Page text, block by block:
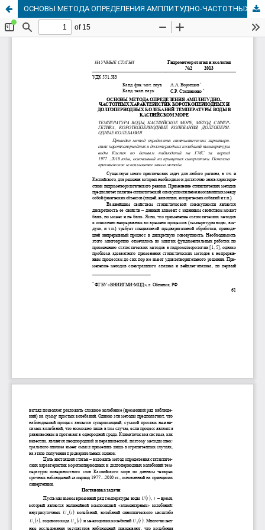
ОСНОВЫ МЕТОДА ОПРЕДЕЛЕНИЯ АМПЛИТУДНО-ЧАСТОТНЫХ ХАРАКТЕРИСТИК КОРОТКОПЕРИОДНЫХ И ДОЛГОПЕРИОДНЫХ КОЛЕБАНИЙ ТЕМПЕРАТУРЫ ВОДЫ В КАСПИЙСКОМ МОРЕ